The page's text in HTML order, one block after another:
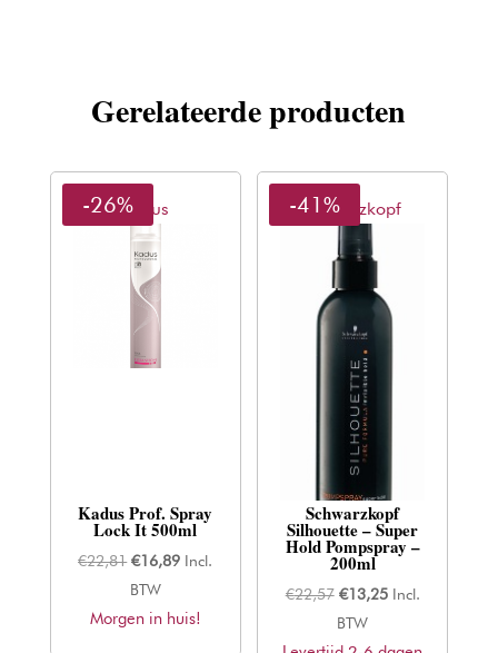
Gerelateerde producten
Kadus
-26%
Kadus Prof. Spray
Lock It 500ml
€22,81 Oorspronkelijke
prijs
was:
€16,89Huidige
is:
Incl.
BTW
Morgen in huis!
Schwarzkopf
-41%
Schwarzkopf
Silhouette – Super
Hold Pompspray –
200ml
€22,57 Oorspronkelijke
prijs
€13,25Huidige
Incl.
BTW